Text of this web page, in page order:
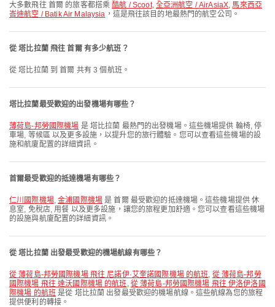
大多數飛往 首爾 的旅客都搭乘酷航 / Scoot, 全亞洲航空 / AirAsiaX, 馬來西亞
峇迪航空 / Batik Air Malaysia ，這是飛往該目的地最熱門的航空公司。
從 塔比拉蘭 飛往 首爾 有多少航班？
從 塔比拉蘭 到 首爾 共有 3 個航班。
塔比拉蘭最受歡迎的出發機場有哪些？
薄荷島-邦勞國際機場 是 塔比拉蘭 最熱門的出發機場。這些機場提供 輪椅, 停
車場, 等候區 以及更多設施，以提升您的旅行體驗。您可以查看這些機場的設
施和航廈配置的詳細資訊。
首爾最受歡迎的抵達機場有哪些？
仁川國際機場,金浦國際機場是 首爾 最受歡迎的抵達機場。這些機場提供 休
息室, 免稅店, 用餐 以及更多設施，讓您的旅程更加舒適。您可以查看這些機場
的設施與航廈配置的詳細資訊。
從 塔比拉蘭 出發最受歡迎的機場航線有哪些？
從 薄荷島-邦勞國際機場 飛往 尼諾伊·艾奎諾國際機場 的航班, 從 薄荷島-邦勞
國際機場 飛往 達沃國際機場 的航班 , 從 薄荷島-邦勞國際機場 飛往 伊洛伊洛國
際機場 的航班 是從 塔比拉蘭 出發最受歡迎的機場航線。這些航線為您的旅程
提供便利的轉接。